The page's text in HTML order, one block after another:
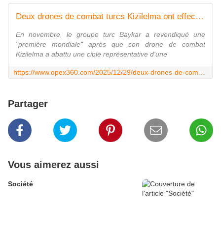
Deux drones de combat turcs Kizilelma ont effectué un vol autonome en formation - Zone Militaire
En novembre, le groupe turc Baykar a revendiqué une
"première mondiale" après que son drone de combat
Kizilelma a abattu une cible représentative d'une
Partager
Vous aimerez aussi
Société